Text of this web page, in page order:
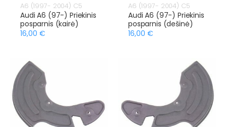
A6 (1997- 2004) C5
Audi A6 (97-) Priekinis
posparnis (kairė)
16,00 €
A6 (1997- 2004) C5
Audi A6 (97-) Priekinis
posparnis (dešinė)
16,00 €